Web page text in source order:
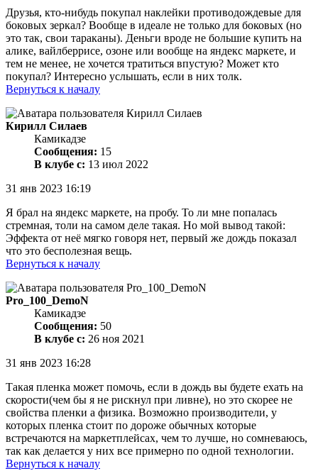
Друзья, кто-нибудь покупал наклейки противодождевые для
боковых зеркал? Вообще в идеале не только для боковых (но
это так, свои тараканы). Деньги вроде не большие купить на
алике, вайлберрисе, озоне или вообще на яндекс маркете, и
тем не менее, не хочется тратиться впустую? Может кто
покупал? Интересно услышать, если в них толк.
Вернуться к началу
Кирилл Силаев
Камикадзе
Сообщения: 15
В клубе с: 13 июл 2022
31 янв 2023 16:19
Я брал на яндекс маркете, на пробу. То ли мне попалась
стремная, толи на самом деле такая. Но мой вывод такой:
Эффекта от неё мягко говоря нет, первый же дождь показал
что это бесполезная вещь.
Вернуться к началу
Pro_100_DemoN
Камикадзе
Сообщения: 50
В клубе с: 26 ноя 2021
31 янв 2023 16:28
Такая пленка может помочь, если в дождь вы будете ехать на
скорости(чем бы я не рискнул при ливне), но это скорее не
свойства пленки а физика. Возможно производители, у
которых пленка стоит по дороже обычных которые
встречаются на маркетплейсах, чем то лучше, но сомневаюсь,
так как делается у них все примерно по одной технологии.
Вернуться к началу